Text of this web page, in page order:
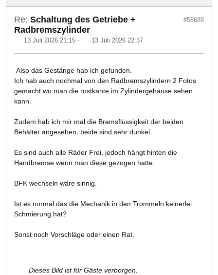
Re: Schaltung des Getriebe +
Radbremszylinder
13 Juli 2026 21:15 - 13 Juli 2026 22:37
#58688
Also das Gestänge hab ich gefunden.
Ich hab auch nochmal von den Radbremszylindern 2 Fotos
gemacht wo man die rostkante im Zylindergehäuse sehen
kann.
Zudem hab ich mir mal die Bremsflüssigkeit der beiden
Behälter angesehen, beide sind sehr dunkel.
Es sind auch alle Räder Frei, jedoch hängt hinten die
Handbremse wenn man diese gezogen hatte.
BFK wechseln wäre sinnig.
Ist es normal das die Mechanik in den Trommeln keinerlei
Schmierung hat?
Sonst noch Vorschläge oder einen Rat.
Dieses Bild ist für Gäste verborgen.